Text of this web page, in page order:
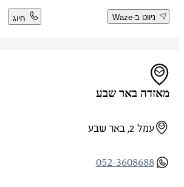
ניווט ב-Waze חיוג
מאזדה באר שבע
עמל 2, באר שבע
052-3608688